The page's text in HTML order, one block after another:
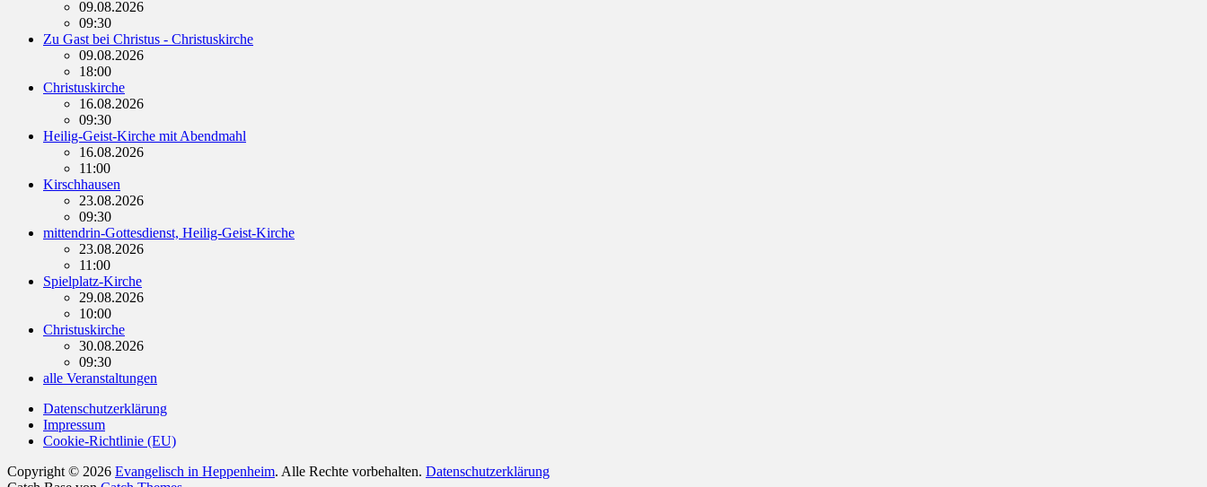
09.08.2026
09:30
Zu Gast bei Christus - Christuskirche
09.08.2026
18:00
Christuskirche
16.08.2026
09:30
Heilig-Geist-Kirche mit Abendmahl
16.08.2026
11:00
Kirschhausen
23.08.2026
09:30
mittendrin-Gottesdienst, Heilig-Geist-Kirche
23.08.2026
11:00
Spielplatz-Kirche
29.08.2026
10:00
Christuskirche
30.08.2026
09:30
alle Veranstaltungen
Datenschutzerklärung
Impressum
Cookie-Richtlinie (EU)
Copyright © 2026 Evangelisch in Heppenheim. Alle Rechte vorbehalten. Datenschutzerklärung